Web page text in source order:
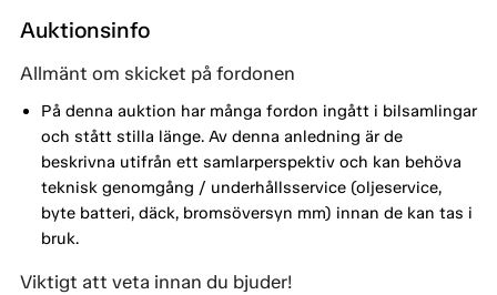
Auktionsinfo
Allmänt om skicket på fordonen
På denna auktion har många fordon ingått i bilsamlingar
och stått stilla länge. Av denna anledning är de
beskrivna utifrån ett samlarperspektiv och kan behöva
teknisk genomgång / underhållsservice (oljeservice,
byte batteri, däck, bromsöversyn mm) innan de kan tas i
bruk.
Viktigt att veta innan du bjuder!